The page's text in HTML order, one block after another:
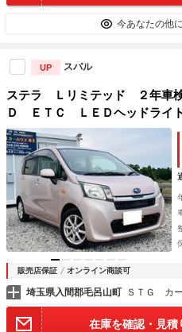
今あなたの他に
UP スバル
ステラ Ｌリミテッド ２年
Ｄ ＥＴＣ ＬＥＤヘッドライ
プッシュスタート スマートキ
イール パワステ パワーウィ
販売店保証 オンライン商談可
埼玉県入間郡毛呂山町 ＳＴＧ カ
在庫を確認・見積